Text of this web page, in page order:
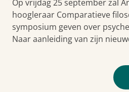
Op vrijdag 25 september zal
hoogleraar Comparatieve
symposium geven over
Naar aanleiding van zijn